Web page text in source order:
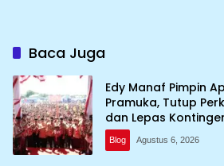
Baca Juga
Edy Manaf Pimpin
Pramuka, Tutup
dan Lepas
Blog Agustus 6, 2026